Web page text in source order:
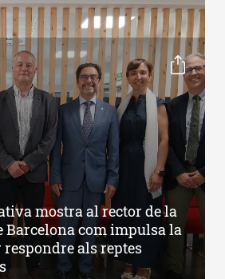
mostra al rector de la
Barcelona com impulsa la
als reptes